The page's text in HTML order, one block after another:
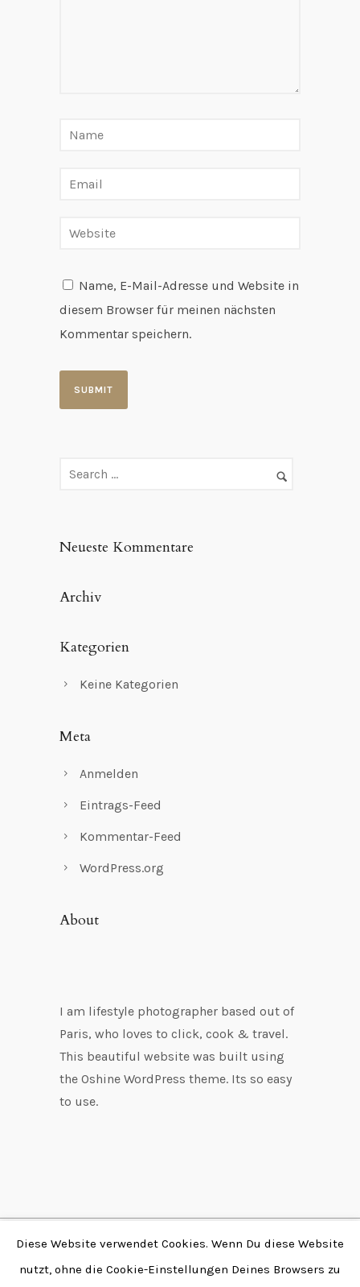
Name, E-Mail-Adresse und Website in
diesem Browser für meinen nächsten
Kommentar speichern.
Neueste Kommentare
Archiv
Kategorien
Keine Kategorien
Meta
Anmelden
Eintrags-Feed
Kommentar-Feed
WordPress.org
About
I am lifestyle photographer based out of
Paris, who loves to click, cook & travel.
This beautiful website was built using
the Oshine WordPress theme. Its so easy
to use.
Copyright © 2026 by
Fabian Stendtke | Alle
Diese Website verwendet Cookies. Wenn Du diese Website
nutzt, ohne die Cookie-Einstellungen Deines Browsers zu